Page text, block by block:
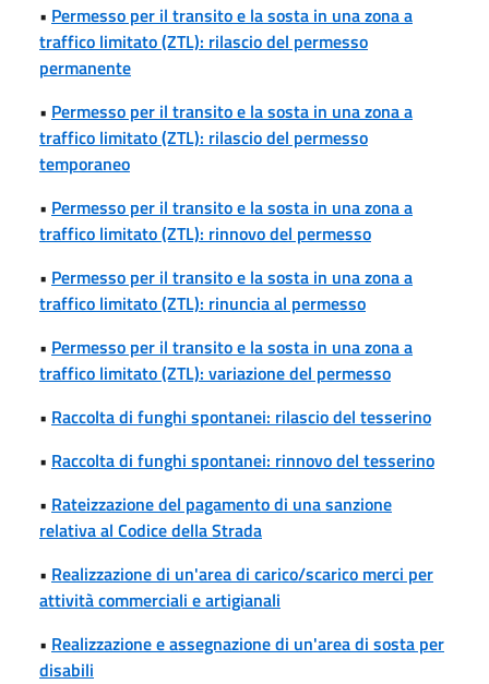
• Permesso per il transito e la sosta in una zona a
traffico limitato (ZTL): rilascio del permesso
permanente
• Permesso per il transito e la sosta in una zona a
traffico limitato (ZTL): rilascio del permesso
temporaneo
• Permesso per il transito e la sosta in una zona a
traffico limitato (ZTL): rinnovo del permesso
• Permesso per il transito e la sosta in una zona a
traffico limitato (ZTL): rinuncia al permesso
• Permesso per il transito e la sosta in una zona a
traffico limitato (ZTL): variazione del permesso
• Raccolta di funghi spontanei: rilascio del tesserino
• Raccolta di funghi spontanei: rinnovo del tesserino
• Rateizzazione del pagamento di una sanzione
relativa al Codice della Strada
• Realizzazione di un'area di carico/scarico merci per
attività commerciali e artigianali
• Realizzazione e assegnazione di un'area di sosta per
disabili